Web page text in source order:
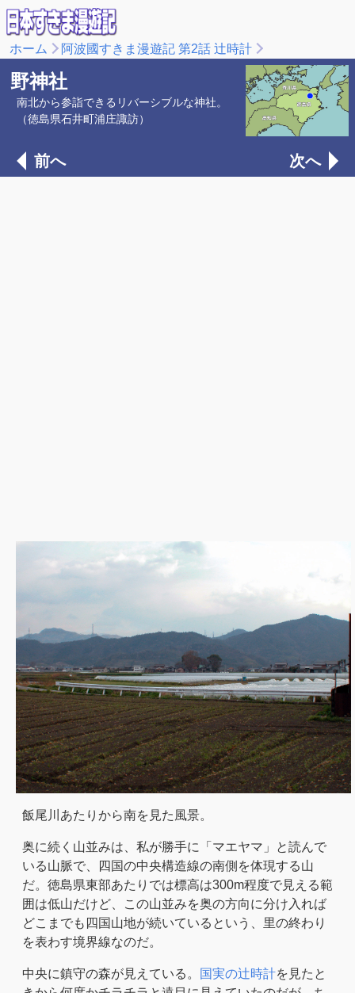
ホーム 阿波國すきま漫遊記 第2話 辻時計
野神社
南北から参詣できるリバーシブルな神社。
（徳島県石井町浦庄諏訪）
前へ 次へ
飯尾川あたりから南を見た風景。
奥に続く山並みは、私が勝手に「マエヤマ」と読んで
いる山脈で、四国の中央構造線の南側を体現する山
だ。徳島県東部あたりでは標高は300m程度で見える範
囲は低山だけど、この山並みを奥の方向に分け入れば
どこまでも四国山地が続いているという、里の終わり
を表わす境界線なのだ。
中央に鎮守の森が見えている。 国実の辻時計を見たと